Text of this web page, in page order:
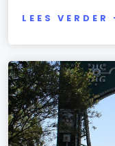
LEES VERDER